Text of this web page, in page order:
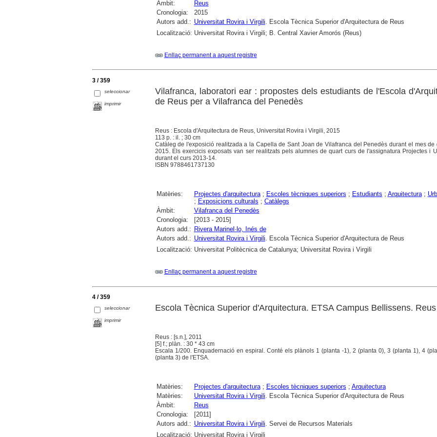
Àmbit:
Reus
Cronologia:
2015
Autors add.: Universitat Rovira i Virgili. Escola Tècnica Superior d'Arquitectura de Reus
Localització: Universitat Rovira i Virgili; B. Central Xavier Amorós (Reus)
Enllaç permanent a aquest registre
3 / 359
seleccionar
imprimir
Vilafranca, laboratori ear : propostes dels estudiants de l'Escola
de Reus per a Vilafranca del Penedès
Reus : Escola d'Arquitectura de Reus, Universitat Rovira i Virgili, 2015
113 p. : il. ; 30 cm
Catàleg de l'exposició realitzada a la Capella de Sant Joan de Vilafranca del Penedès durant el mes de
2015. Els exercicis exposats van ser realitzats pels alumnes de quart curs de l'assignatura Projectes i
durant el curs 2013-14.
ISBN 9788461737130
Matèries: Projectes d'arquitectura; Escoles tècniques superiors ; Estudiants ; Arquitectura;
; Exposicions culturals ; Catàlegs
Àmbit:
Vilafranca del Penedès
Cronologia:
[2013 - 2015]
Autors add.: Rivera Marinel·lo, Inés de
Autors add.: Universitat Rovira i Virgili. Escola Tècnica Superior d'Arquitectura de Reus
Localització: Universitat Politècnica de Catalunya; Universitat Rovira i Virgili
Enllaç permanent a aquest registre
4 / 359
seleccionar
imprimir
Escola Tècnica Superior d'Arquitectura. ETSA Campus Bellissens. Reus
Reus : [s.n.], 2011
[5] f.; plàn. : 30 * 43 cm
Escala 1/200. Enquadernació en espiral. Conté els plànols 1 (planta -1), 2 (planta 0), 3 (planta 1), 4
(planta 3) de l'ETSA.
Matèries: Projectes d'arquitectura; Escoles tècniques superiors ; Arquitectura
Matèries:
Universitat Rovira i Virgili. Escola Tècnica Superior d'Arquitectura de Reus
Àmbit:
Reus
Cronologia:
[2011]
Autors add.: Universitat Rovira i Virgili. Servei de Recursos Materials
Localització: Universitat Rovira i Virgili